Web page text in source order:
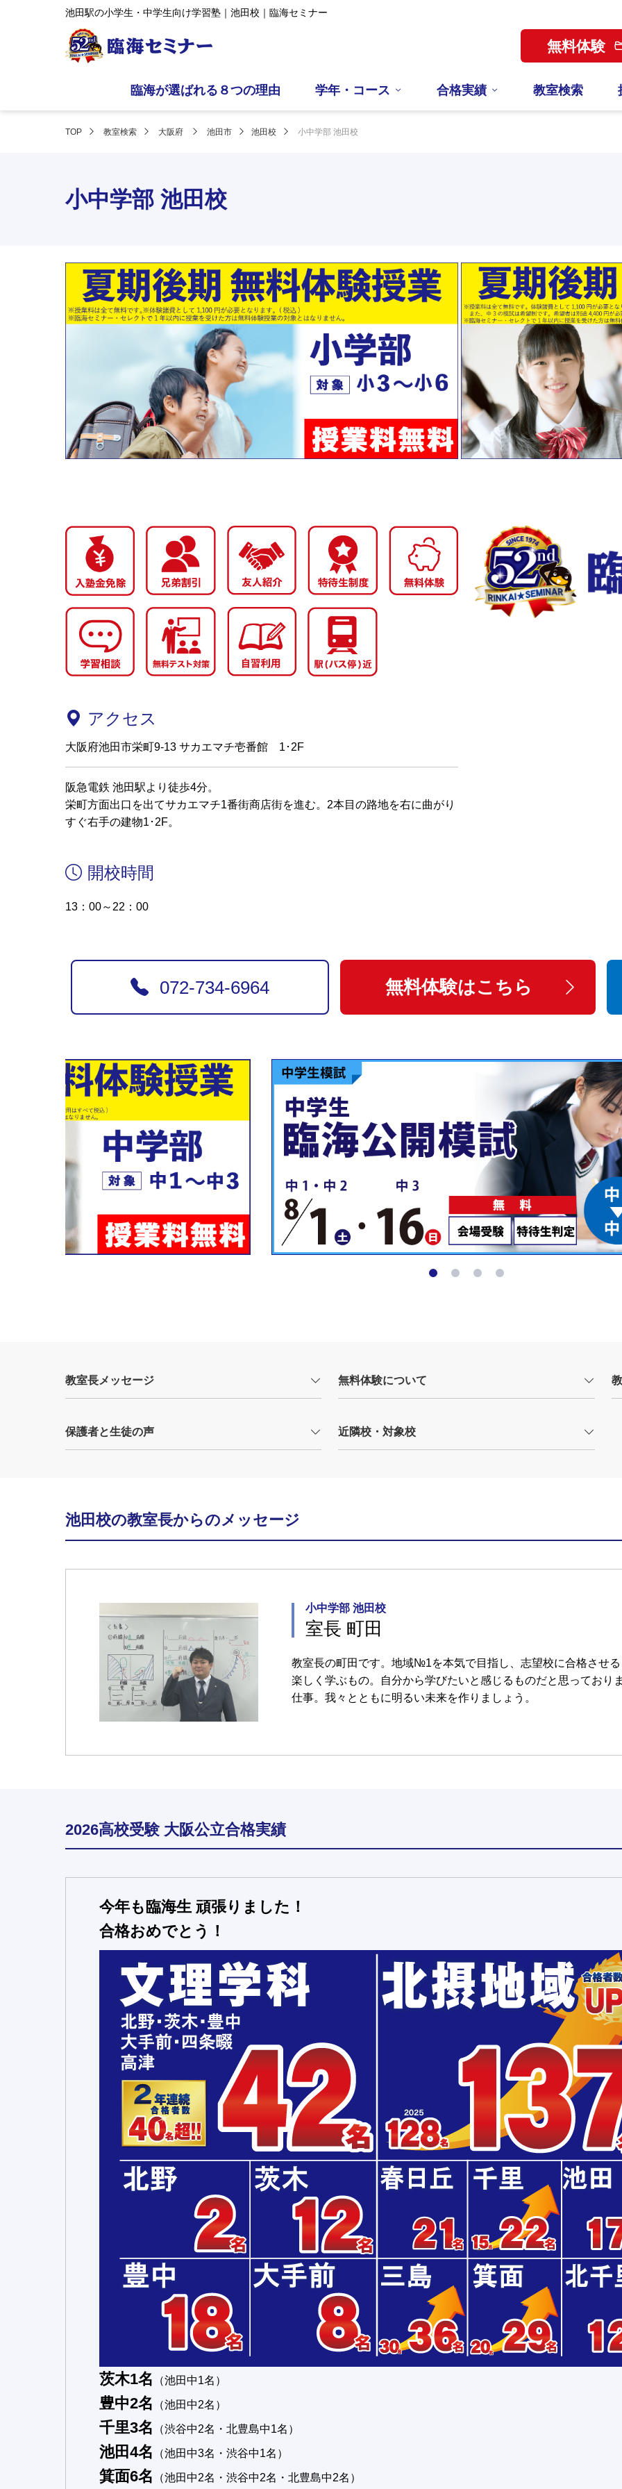
池田駅の小学生・中学生向け学習塾｜池田校｜臨海セミナー
無料体験
臨海が選ばれる８つの理由 学年・コース 合格実績 教室検索
TOP 教室検索 大阪府 池田市 池田校 小中学部 池田校
小中学部 池田校
アクセス
大阪府池田市栄町9-13 サカエマチ壱番館 1･2F
阪急電鉄 池田駅より徒歩4分。
栄町方面出口を出てサカエマチ1番街商店街を進む。2本目の路地を右に曲がり
すぐ右手の建物1･2F。
開校時間
13：00～22：00
072-734-6964 無料体験はこちら
教室長メッセージ 無料体験について
保護者と生徒の声 近隣校・対象校
池田校の教室長からのメッセージ
小中学部 池田校
室長 町田
教室長の町田です。地域№1を本気で目指し、志望校に合格させ
楽しく学ぶもの。自分から学びたいと感じるものだと思っており
仕事。我々とともに明るい未来を作りましょう。
2026高校受験 大阪公立合格実績
今年も臨海生 頑張りました！
合格おめでとう！
茨木1名 （池田中1名）
豊中2名 （池田中2名）
千里3名 （渋谷中2名・北豊島中1名）
池田4名 （池田中3名・渋谷中1名）
箕面6名 （池田中2名・渋谷中2名・北豊島中2名）